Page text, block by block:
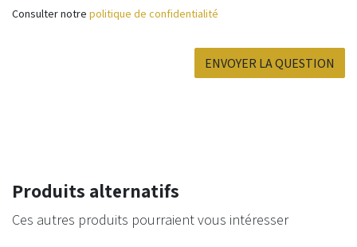
Consulter notre politique de confidentialité
ENVOYER LA QUESTION
Produits alternatifs
Ces autres produits pourraient vous intéresser